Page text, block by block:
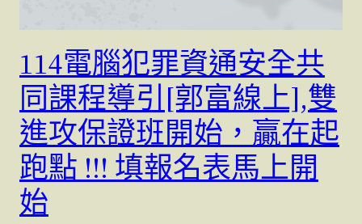
114電腦犯罪資通安全共
同課程導引[郭富線上],雙
進攻保證班開始，贏在起
跑點 !!! 填報名表馬上開
始